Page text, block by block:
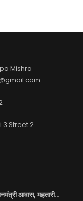
Mishra
Street 2
आवास, महतारी…